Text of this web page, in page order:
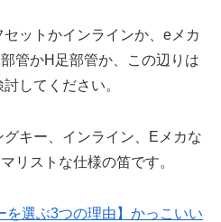
ットかインラインか、eメカ
管かH足部管か、この辺りは
してください。
キー、インライン、Eメカな
リストな仕様の笛です。
を選ぶ3つの理由】かっこいい